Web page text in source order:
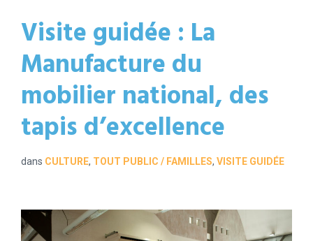
Visite guidée : La
Manufacture du
mobilier national, des
tapis d’excellence
dans CULTURE, TOUT PUBLIC / FAMILLES, VISITE GUIDÉE